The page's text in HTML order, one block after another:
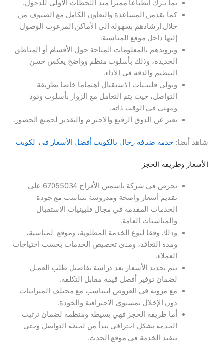
بما يترك انطباعا مميزا منذ اللحظات الأولى للدخول.
كما يقدمن المساعدة والتعاون الكامل مع الضيوف من
خلال إرشادهم بسهولة إلى الأماكن المرغوب الوصول
إليها داخل موقع المناسبة.
وتزويدهم بالمعلومات المتاحة حول الأقسام أو المناطق
الجديدة، وذلك بأسلوب منظم وواضح يعكس حسن
التنظيم والدقة في الأداء.
وتولي فلبينيات الاستقبال اهتماما خاصا بطريقة
التواصل، حيث يتم التعامل مع الزوار بأسلوب ودود
ومهني في الوقت ذاته.
يعبر عن الذوق الرفيع والاحترام والتقدير لجميع الحضور.
شاهد أيضا: خدمه ضيافه رجال بالكويت أفضل الأسعار في الكويت
الأسعار وطريقة الحجز
نحرص في شركة ياسمين الأفراح 67055034 على
تقديم أسعار واضحة ومدروسة تتناسب مع جودة
الخدمات المقدمة في مجال فلبينيات الاستقبال
والمناسبات العامة.
وذلك وفقا لنوع الخدمة المطلوبة، وموقع المناسبة،
ومدة التعاقد، ومدى تخصيص الخدمات بحسب احتياجات
العملاء.
يتم تحديد الأسعار بعد دراسة تفاصيل طلب العميل
لضمان توفير أفضل قيمة مقابل التكلفة.
مع مرونة في العروض لتتناسب مع مختلف الميزانيات
دون الإخلال بمستوى الاحترافية والجودة.
أما طريقة الحجز فهي بسيطة ومنظمة لضمان ترتيب
الخدمة بشكل احترافي يبدأ من لحظة التواصل وحتى
تنفيذ الخدمة في موقع الحدث.